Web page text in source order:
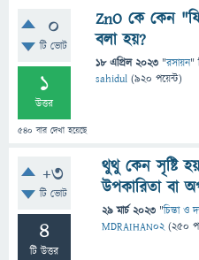
0
টি ভোট
1
উত্তর
540 বার দেখা হয়েছে
ZnO কে কেন
বলা হয়?
18 এপ্রিল 2023 "রসায়ন"
sahidul (920 পয়েন্ট)
+3
টি ভোট
4
টি উত্তর
থুথু কেন সৃষ্টি
উপকারিতা বা
29 মার্চ 2023 "চিন্তা ও
MDRAIHAN02 (250